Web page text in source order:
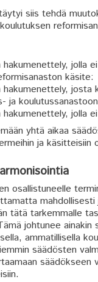
siis tehdä
jolla
käsite:
josta
ja
jolla
yhtä aikaa
ja käsitteisiin
osallistuneelle
tätä tarkemmalle
johtunee
ammatillisella
säädösten
säädökseen